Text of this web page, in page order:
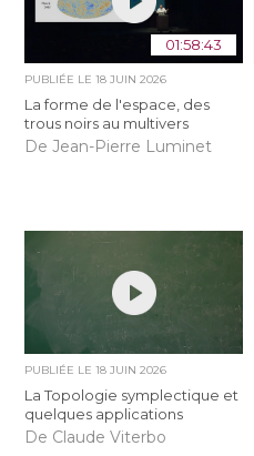
01:58:43
PUBLIÉE LE18 JUIN 2026
La forme de l'espace, des
trous noirs au multivers
De Jean-Pierre Luminet
PUBLIÉE LE18 JUIN 2026
La Topologie symplectique et
quelques applications
De Claude Viterbo